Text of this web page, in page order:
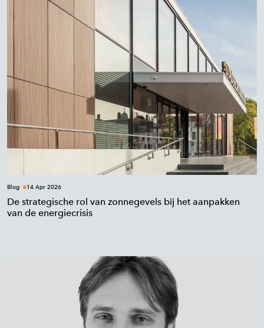
Blog 14 Apr 2026
De strategische rol van zonnegevels bij het aanpakken
van de energiecrisis